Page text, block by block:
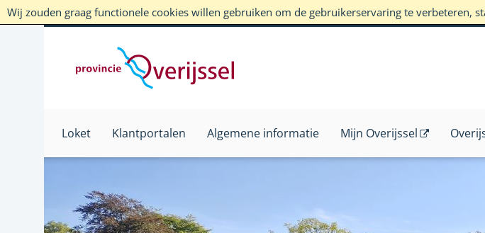
Wij zouden graag functionele cookies willen gebruiken om de gebruikerservaring te verbeteren,
Loket Klantportalen Algemene informatie Mijn Overijssel